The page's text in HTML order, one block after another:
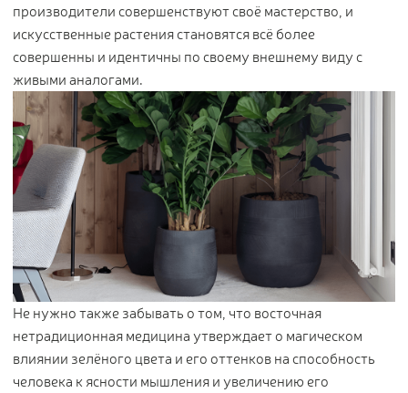
производители совершенствуют своё мастерство, и
искусственные растения становятся всё более
совершенны и идентичны по своему внешнему виду с
живыми аналогами.
Не нужно также забывать о том, что восточная
нетрадиционная медицина утверждает о магическом
влиянии зелёного цвета и его оттенков на способность
человека к ясности мышления и увеличению его